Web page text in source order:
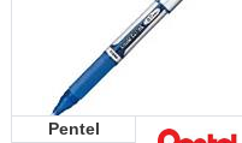
Pentel Pentel